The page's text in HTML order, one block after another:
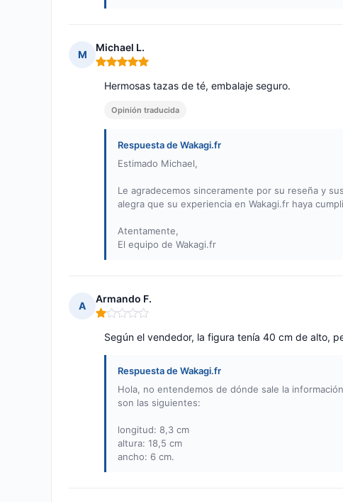
M
Michael L.
Nota: 5 de 5
Hermosas tazas de té, embalaje seguro.
Opinión traducida
Respuesta de Wakagi.fr
Estimado Michael,
Le agradecemos sinceramente por su reseña y
alegra que su experiencia en Wakagi.fr haya
Atentamente,
El equipo de Wakagi.fr
A
Armando F.
Nota: 1 de 5
Según el vendedor, la figura tenía 40 cm de alto,
Respuesta de Wakagi.fr
Hola, no entendemos de dónde sale la
son las siguientes:
longitud: 8,3 cm
altura: 18,5 cm
ancho: 6 cm.